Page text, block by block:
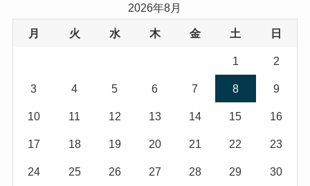
2026年8月
月 火 水 木 金 土 日
1 2
3 4 5 6 7 8 9
10 11 12 13 14 15 16
17 18 19 20 21 22 23
24 25 26 27 28 29 30